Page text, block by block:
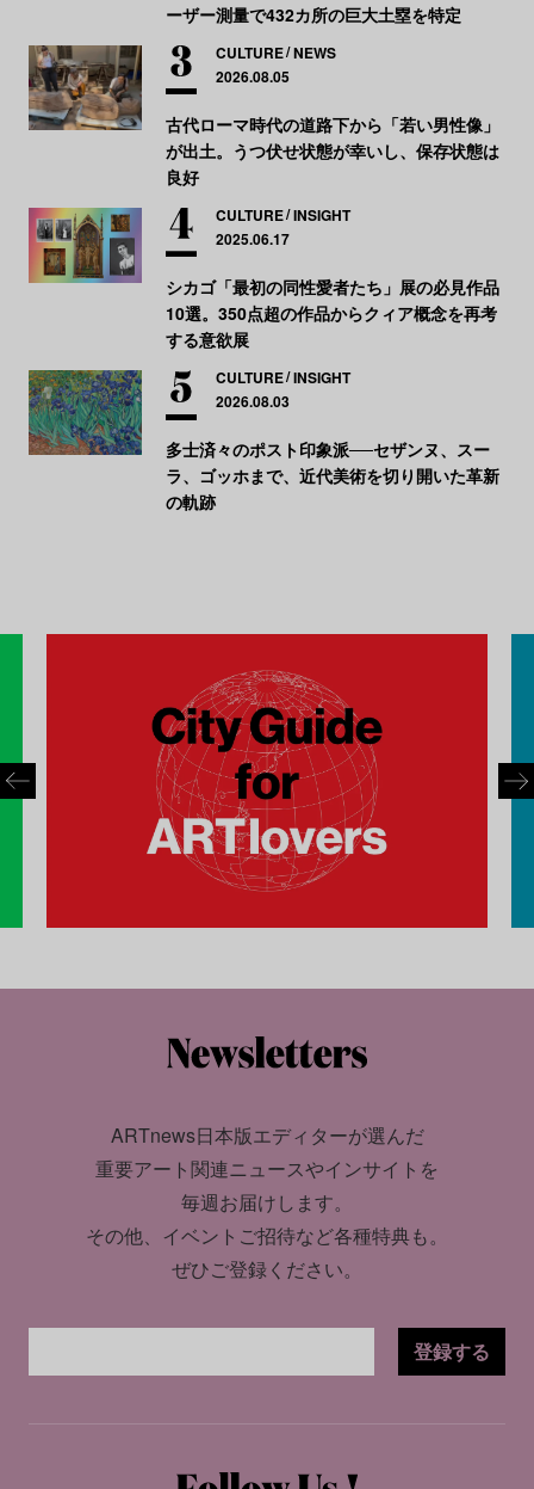
ーザー測量で432カ所の巨大土塁を特定
CULTURE NEWS
2026.08.05
古代ローマ時代の道路下から「若い男性像」
が出土。うつ伏せ状態が幸いし、保存状態は
良好
CULTURE INSIGHT
2025.06.17
シカゴ「最初の同性愛者たち」展の必見作品
10選。350点超の作品からクィア概念を再考
する意欲展
CULTURE INSIGHT
2026.08.03
多士済々のポスト印象派──セザンヌ、スー
ラ、ゴッホまで、近代美術を切り開いた革新
の軌跡
ARTnews日本版エディターが選んだ
重要アート関連ニュースやインサイトを
毎週お届けします。
その他、イベントご招待など各種特典も。
ぜひご登録ください。
登録する